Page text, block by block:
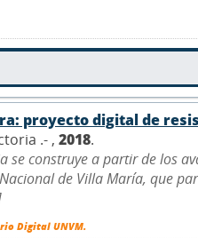
proyecto digital de
.- , 2018.
se construye a partir de los
de Villa María, que
Digital UNVM.